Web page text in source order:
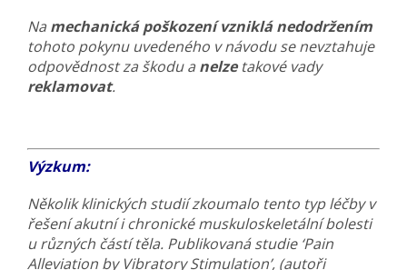
Na mechanická poškození vzniklá nedodržením
tohoto pokynu uvedeného v návodu se nevztahuje
odpovědnost za škodu a nelzetakové vady
reklamovat.
Výzkum:
Několik klinických studií zkoumalo tento typ léčby v
řešení akutní i chronické muskuloskeletální bolesti
u různých částí těla. Publikovaná studie ‘Pain
Alleviation by Vibratory Stimulation’, (autoři